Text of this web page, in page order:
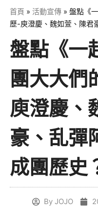
首頁 » 活動宣傳 » 盤點《
歷-庾澄慶、魏如萱、陳君
盤點《一
團大大們
庾澄慶、
豪、乱彈
成團歷史
By JOJO